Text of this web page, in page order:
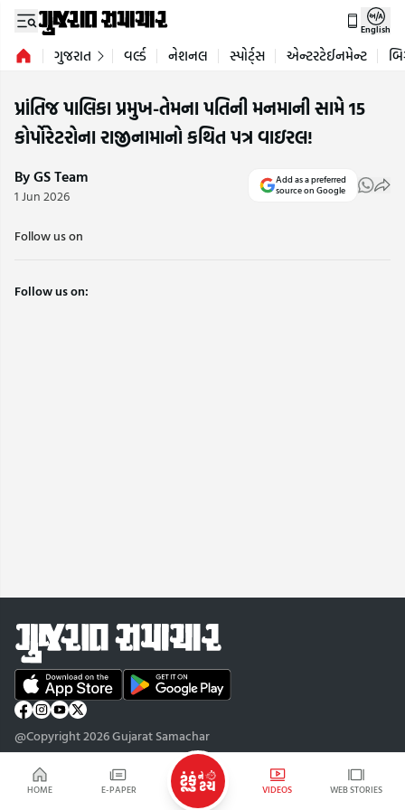
HOME E-PAPER VIDEOS WEB STORIES
English
ગુજરાત વર્લ્ડ નેશનલ સ્પોર્ટ્સ એન્ટરટેઈનમેન્ટ
પ્રાંતિજ પાલિકા પ્રમુખ-તેમના પતિની મનમાની સામે 15
કોર્પોરેટરોના રાજીનામાનો કથિત પત્ર વાઇરલ!
By GS Team
1 Jun 2026
Add as a preferred
source on Google
Follow us on
Follow us on:
@Copyright 2026 Gujarat Samachar